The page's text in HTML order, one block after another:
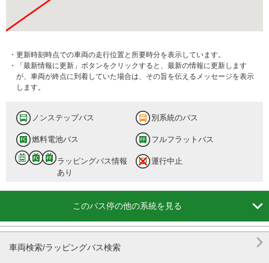
・更新時刻時点での車両の走行位置と所要時分を表示しています。
・「最新情報に更新」ボタンをクリックすると、最新の情報に更新します
が、車両が終点に到着していた場合は、その旨を伝えるメッセージを表示
します。
ノンステップバス 別系統のバス
燃料電池バス フルフラットバス
ラッピングバス情報
あり
運行中止
このバス停の他の系統を見る 
車両検索/ラッピングバス検索 